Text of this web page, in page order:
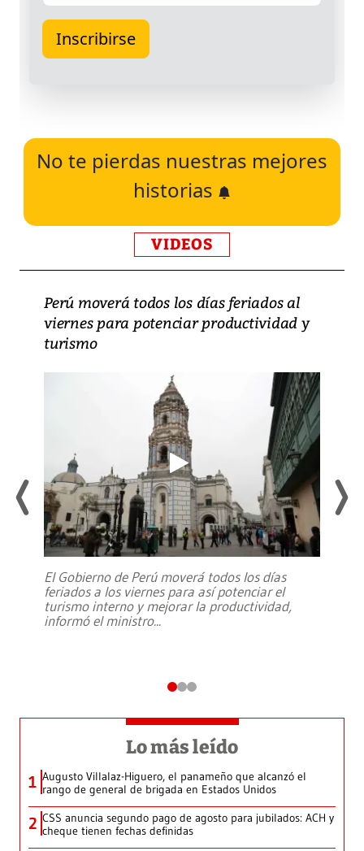
No te pierdas nuestras mejores
historias
VIDEOS
Perú moverá todos los días feriados al
viernes para potenciar productividad y
turismo
El Gobierno de Perú moverá todos los días
feriados a los viernes para así potenciar el
turismo interno y mejorar la productividad,
informó el ministro...
Lo más leído
1 Augusto Villalaz-Higuero, el panameño que alcanzó el
rango de general de brigada en Estados Unidos
2 CSS anuncia segundo pago de agosto para jubilados: ACH y
cheque tienen fechas definidas